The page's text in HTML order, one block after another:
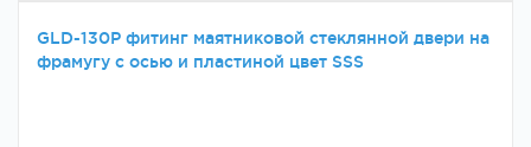
GLD-130P фитинг маятниковой стеклянной двери на
фрамугу с осью и пластиной цвет SSS